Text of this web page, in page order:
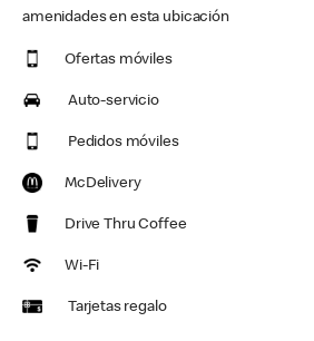
amenidades en esta ubicación
Ofertas móviles
Auto-servicio
Pedidos móviles
McDelivery
Drive Thru Coffee
Wi-Fi
Tarjetas regalo